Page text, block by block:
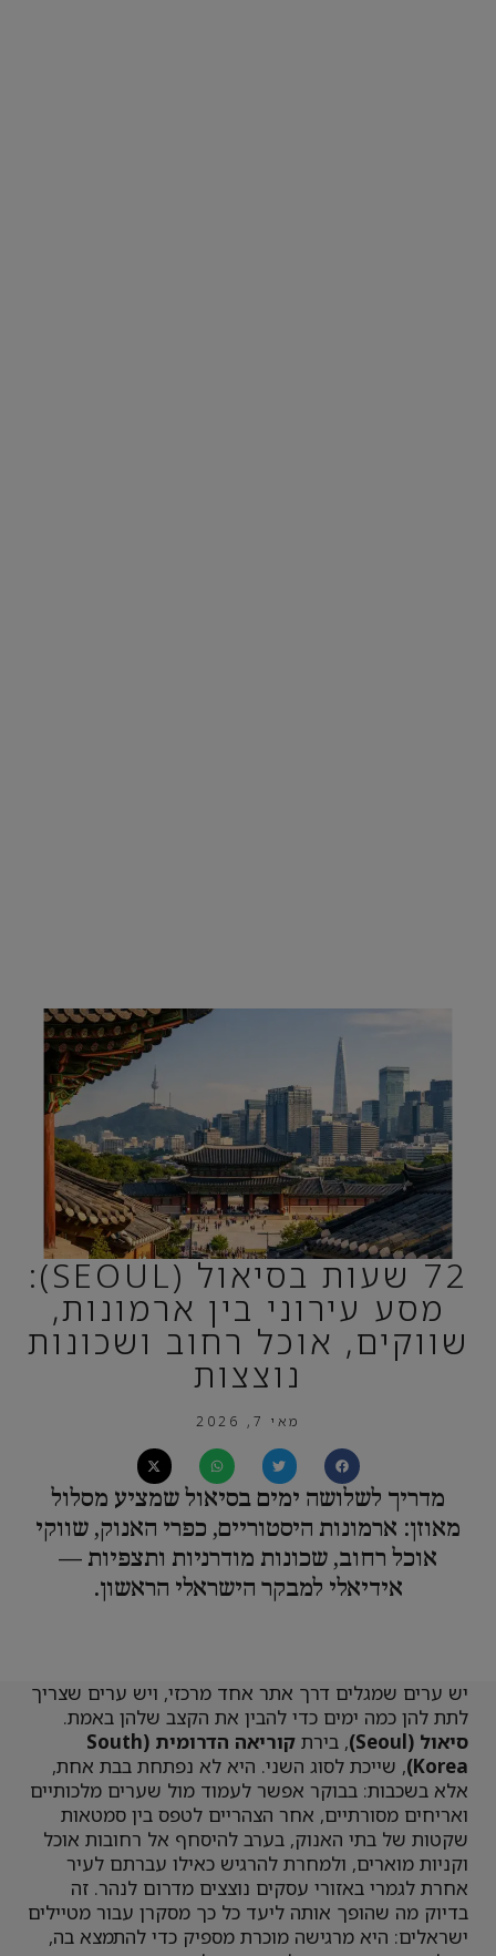
72 שעות בסיאול (SEOUL):
מסע עירוני בין ארמונות,
שווקים, אוכל רחוב ושכונות
נוצצות
מאי 7, 2026
מדריך לשלושה ימים בסיאול שמציע מסלול
מאוזן: ארמונות היסטוריים, כפרי האנוק, שווקי
אוכל רחוב, שכונות מודרניות ותצפיות —
אידיאלי למבקר הישראלי הראשון.
יש ערים שמגלים דרך אתר אחד מרכזי, ויש ערים שצריך
לתת להן כמה ימים כדי להבין את הקצב שלהן באמת.
סיאול (Seoul)
, בירת
קוריאה הדרומית (South
Korea) , שייכת לסוג השני. היא לא נפתחת בבת אחת,
אלא בשכבות: בבוקר אפשר לעמוד מול שערים מלכותיים
ואריחים מסורתיים, אחר הצהריים לטפס בין סמטאות
שקטות של בתי האנוק, בערב להיסחף אל רחובות אוכל
וקניות מוארים, ולמחרת להרגיש כאילו עברתם לעיר
אחרת לגמרי באזורי עסקים נוצצים מדרום לנהר. זה
בדיוק מה שהופך אותה ליעד כל כך מסקרן עבור מטיילים
ישראלים: היא מרגישה מוכרת מספיק כדי להתמצא בה,